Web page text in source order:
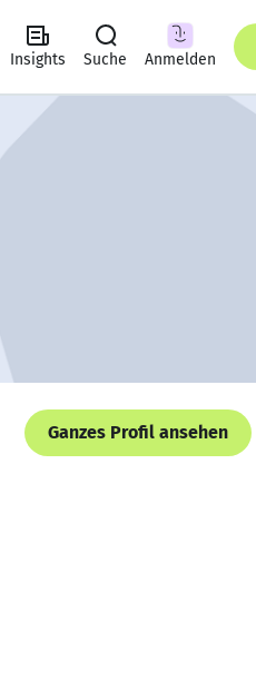
Insights Suche Anmelden
Ganzes Profil ansehen